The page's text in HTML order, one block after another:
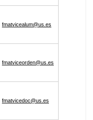
fmatvicealum@us.es
fmatviceorden@us.es
fmatvicedoc@us.es